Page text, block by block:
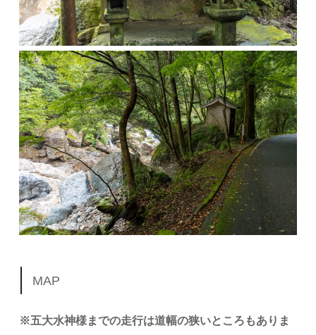
MAP
※五大水神様までの走行は道幅の狭いところもありま